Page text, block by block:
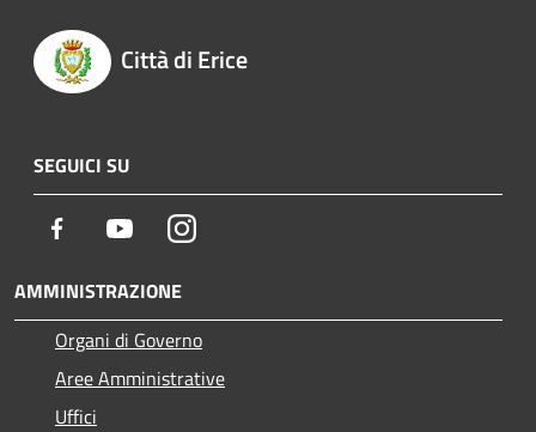
Città di Erice
SEGUICI SU
Facebook YoutubeInstagram
AMMINISTRAZIONE
Organi di Governo
Aree Amministrative
Uffici